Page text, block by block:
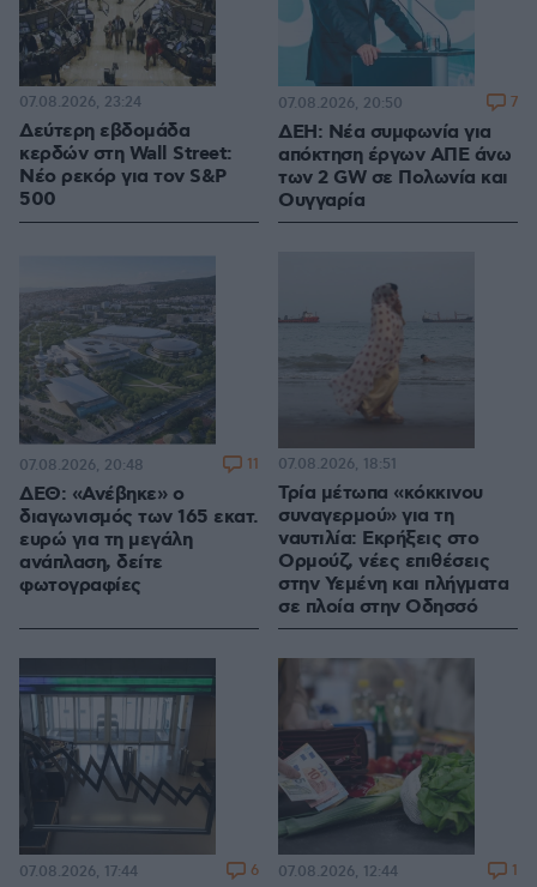
Δεύτερη εβδομάδα
κερδών στη Wall Street:
Νέο ρεκόρ για τον S&P
500
07.08.2026, 23:24
ΔΕΗ: Νέα συμφωνία για
απόκτηση έργων ΑΠΕ άνω
των 2 GW σε Πολωνία και
Ουγγαρία
07.08.2026, 20:50 7
ΔΕΘ: «Ανέβηκε» ο
διαγωνισμός των 165 εκατ.
ευρώ για τη μεγάλη
ανάπλαση, δείτε
φωτογραφίες
07.08.2026, 20:48 11
Τρία μέτωπα «κόκκινου
συναγερμού» για τη
ναυτιλία: Εκρήξεις στο
Ορμούζ, νέες επιθέσεις
στην Υεμένη και πλήγματα
σε πλοία στην Οδησσό
07.08.2026, 18:51
07.08.2026, 17:44 6 07.08.2026, 12:44 1